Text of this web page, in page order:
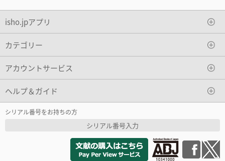
isho.jpアプリ
カテゴリー
アカウントサービス
ヘルプ＆ガイド
シリアル番号をお持ちの方
シリアル番号入力